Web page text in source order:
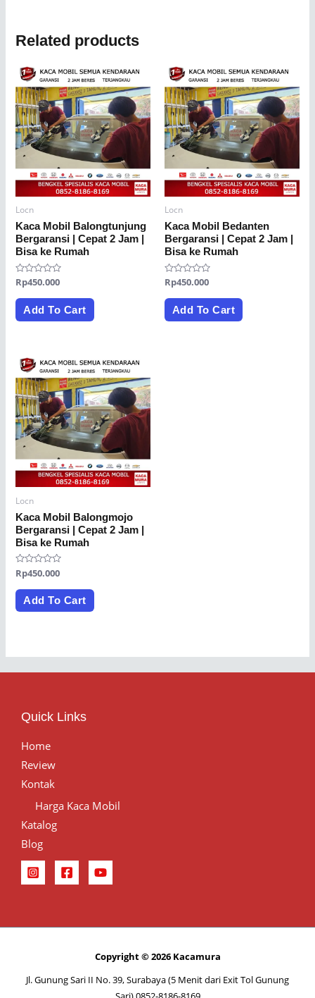
Related products
Locn
Kaca Mobil Balongtunjung
Bergaransi | Cepat 2 Jam |
Bisa ke Rumah
Rated
out
Rp450.000
Add To Cart
Locn
Kaca Mobil Bedanten
Bergaransi | Cepat 2 Jam |
Bisa ke Rumah
Rated
out
Rp450.000
Add To Cart
Locn
Kaca Mobil Balongmojo
Bergaransi | Cepat 2 Jam |
Bisa ke Rumah
Rated
0
out
Rp450.000
Add To Cart
Quick Links
Home
Review
Kontak
Harga Kaca Mobil
Katalog
Blog
Copyright © 2026 Kacamura
Jl. Gunung Sari II No. 39, Surabaya (5 Menit dari Exit Tol Gunung